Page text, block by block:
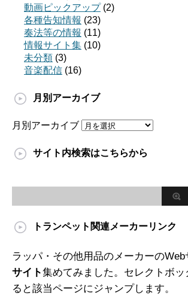
動画ピックアップ(2)
各種告知情報 (23)
奏法等の情報 (11)
情報サイト集 (10)
未分類 (3)
音楽配信 (16)
月別アーカイブ
月別アーカイブ
サイト内検索はこちらから
トランペット関連メーカーリンク
ラッパ・その他用品のメーカーのWeb
サイト集めてみました。セレクトボ
ると該当ページにジャンプします。